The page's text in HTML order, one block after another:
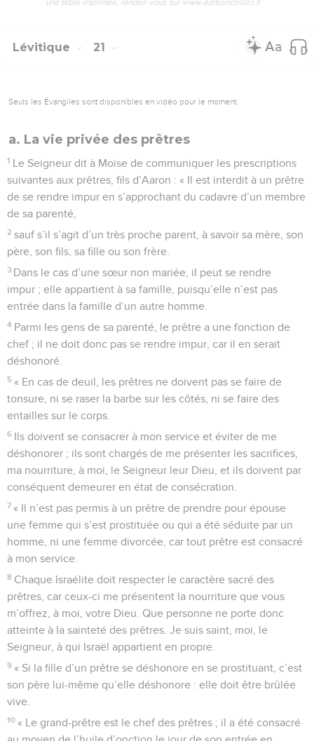
Lévitique 21
Seuls les Évangiles sont disponibles en vidéo pour le moment.
a. La vie privée des prêtres
1 Le Seigneur dit à Moïse de communiquer les prescriptions
suivantes aux prêtres, fils d’Aaron : « Il est interdit à un prêtre
de se rendre impur en s’approchant du cadavre d’un membre
de sa parenté,
2 sauf s’il s’agit d’un très proche parent, à savoir sa mère, son
père, son fils, sa fille ou son frère.
3 Dans le cas d’une sœur non mariée, il peut se rendre
impur ; elle appartient à sa famille, puisqu’elle n’est pas
entrée dans la famille d’un autre homme.
4 Parmi les gens de sa parenté, le prêtre a une fonction de
chef ; il ne doit donc pas se rendre impur, car il en serait
déshonoré.
5 « En cas de deuil, les prêtres ne doivent pas se faire de
tonsure, ni se raser la barbe sur les côtés, ni se faire des
entailles sur le corps.
6 Ils doivent se consacrer à mon service et éviter de me
déshonorer ; ils sont chargés de me présenter les sacrifices,
ma nourriture, à moi, le Seigneur leur Dieu, et ils doivent par
conséquent demeurer en état de consécration.
7 « Il n’est pas permis à un prêtre de prendre pour épouse
une femme qui s’est prostituée ou qui a été séduite par un
homme, ni une femme divorcée, car tout prêtre est consacré
à mon service.
8 Chaque Israélite doit respecter le caractère sacré des
prêtres, car ceux-ci me présentent la nourriture que vous
m’offrez, à moi, votre Dieu. Que personne ne porte donc
atteinte à la sainteté des prêtres. Je suis saint, moi, le
Seigneur, à qui Israël appartient en propre.
9 « Si la fille d’un prêtre se déshonore en se prostituant, c’est
son père lui-même qu’elle déshonore : elle doit être brûlée
vive.
10 « Le grand-prêtre est le chef des prêtres ; il a été consacré